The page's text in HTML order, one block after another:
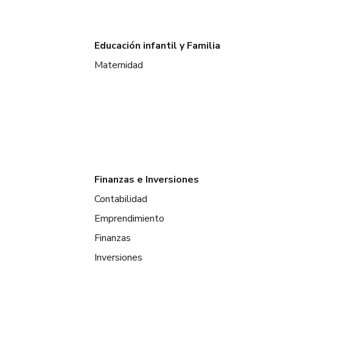
Educación infantil y Familia
Maternidad
Finanzas e Inversiones
Contabilidad
Emprendimiento
Finanzas
Inversiones